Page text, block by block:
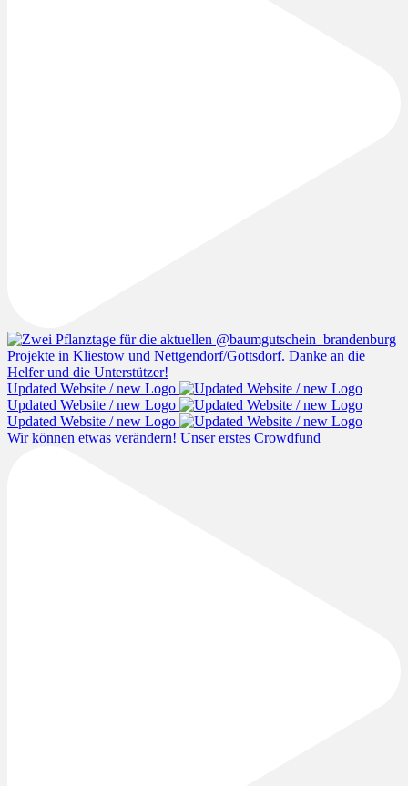
Updated Website / new Logo
Updated Website / new Logo
Updated Website / new Logo
Wir können etwas verändern! Unser erstes Crowdfund